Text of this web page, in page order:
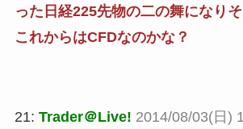
った日経225先物の二の舞になりそ
これからはCFDなのかな？
21: Trader＠Live! 2014/08/03(日)